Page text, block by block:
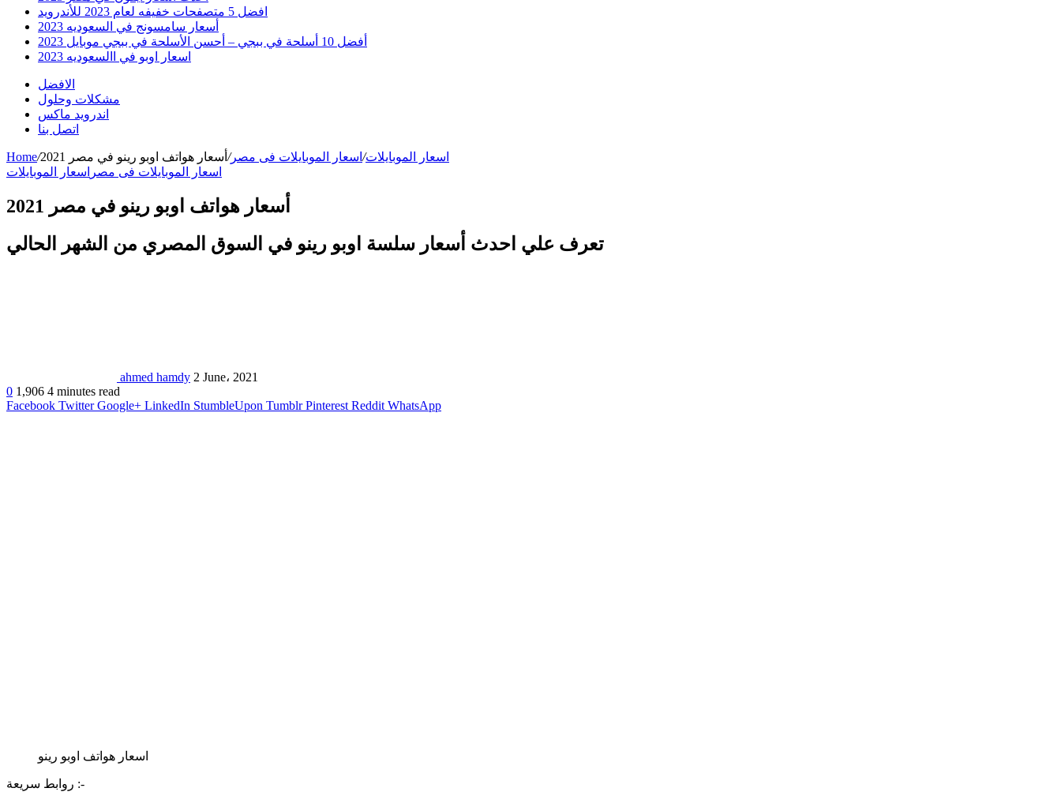
افضل 5 متصفحات خفيفه لعام 2023 للأندرويد
أسعار سامسونج في السعوديه 2023
أفضل 10 أسلحة في ببجي – أحسن الأسلحة في ببجي موبايل 2023
اسعار اوبو في االسعوديه 2023
الافضل
مشكلات وحلول
اندرويد ماكس
اتصل بنا
Home/ اسعار الموبايلات/ اسعار الموبايلات فى مصر/ أسعار هواتف اوبو رينو في مصر 2021
اسعار الموبايلات فى مصر اسعار الموبايلات
أسعار هواتف اوبو رينو في مصر 2021
تعرف علي احدث أسعار سلسة اوبو رينو في السوق المصري من الشهر الحالي
ahmed hamdy 2 June، 2021
0 1,906 4 minutes read
Facebook Twitter Google+ LinkedIn StumbleUpon Tumblr Pinterest Reddit WhatsApp
اسعار هواتف اوبو رينو
روابط سريعة :-